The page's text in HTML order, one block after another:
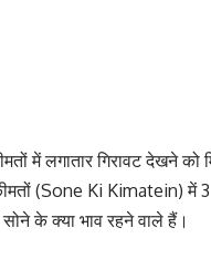
में लगातार गिरावट देखने को
(Sone Ki Kimatein) में 3
के क्या भाव रहने वाले हैं।